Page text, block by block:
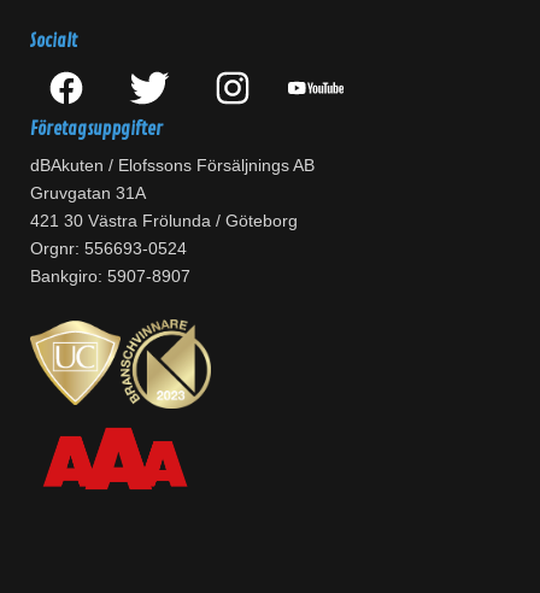
Socialt
Företagsuppgifter
dBAkuten / Elofssons Försäljnings AB
Gruvgatan 31A
421 30 Västra Frölunda / Göteborg
Orgnr: 556693-0524
Bankgiro: 5907-8907